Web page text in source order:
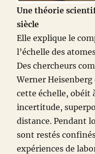
Une théorie
siècle
Elle explique le
l’échelle des
Des chercheurs
Werner
cette échelle, obéit
incertitude,
distance. Pendant
sont restés
expériences de